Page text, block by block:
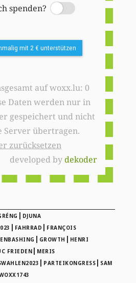
spenden?
Switch
mit 2 € unterstützen
auf woxx.lu: 0
Daten werden nur in
gespeichert und nicht
Server übertragen.
zurücksetzen
developed bydekoder
| DJUNA
| FAHRRAD | FRANÇOIS
| GROWTH | HENRI
FRIEDEN | MERIS
| PARTEIKONGRESS | SAM